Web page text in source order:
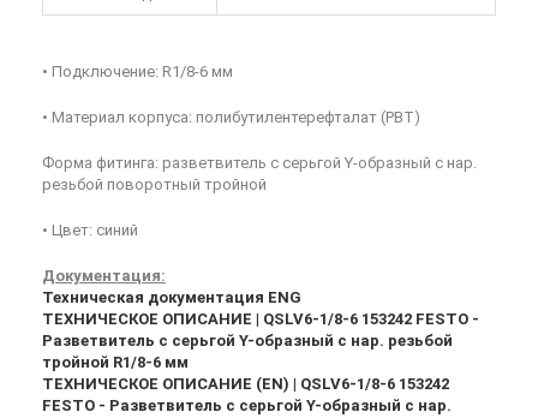
• Подключение: R1/8-6 мм
• Материал корпуса: полибутилентерефталат (PBT)
Форма фитинга: разветвитель с серьгой Y-образный с нар.
резьбой поворотный тройной
• Цвет: синий
Документация:
Техническая документация ENG
ТЕХНИЧЕСКОЕ ОПИСАНИЕ | QSLV6-1/8-6 153242 FESTO -
Разветвитель с серьгой Y-образный с нар. резьбой
тройной R1/8-6 мм
ТЕХНИЧЕСКОЕ ОПИСАНИЕ (EN) | QSLV6-1/8-6 153242
FESTO - Разветвитель с серьгой Y-образный с нар.